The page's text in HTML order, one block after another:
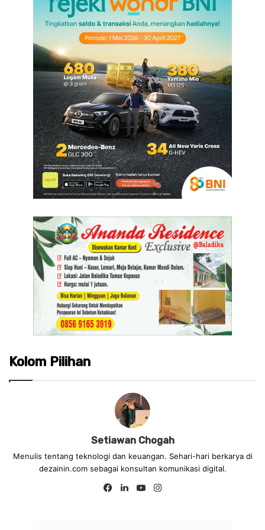
Kolom Pilihan
Setiawan Chogah
Menulis tentang teknologi dan keuangan. Sehari-hari berkarya di
dezainin.com sebagai konsultan komunikasi digital.
Fa
Lin
Yo